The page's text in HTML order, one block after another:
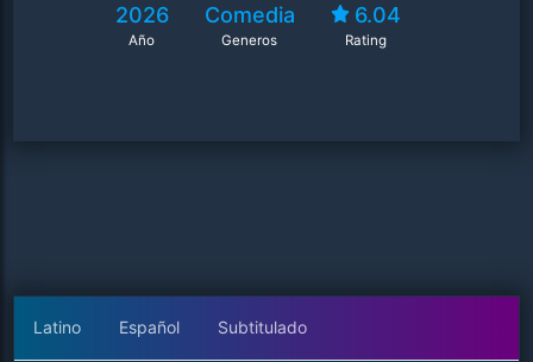
2026
Año
Comedia
Generos
6.04
Rating
Latino Español Subtitulado